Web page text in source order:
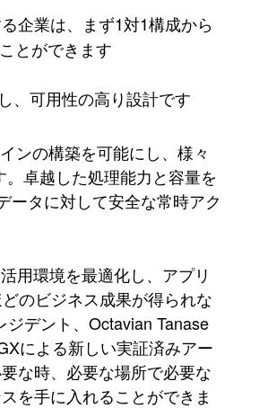
企業は、まず1対1構成から
とができます
、可用性の高り設計です
ンの構築を可能にし、様々
卓越した処理能力と容量を
ータに対して安全な常時アク
用環境を最適化し、アプリ
のビジネス成果が得られな
デント、Octavian Tanase
による新しい実証済みアー
な時、必要な場所で必要な
を手に入れることができま